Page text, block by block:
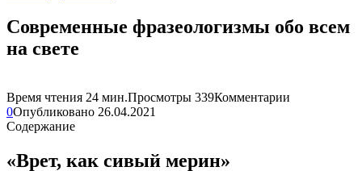
Современные фразеологизмы обо всем
на свете
Время чтения 24 мин.Просмотры 339Комментарии
0Опубликовано 26.04.2021
Содержание
«Врет, как сивый мерин»